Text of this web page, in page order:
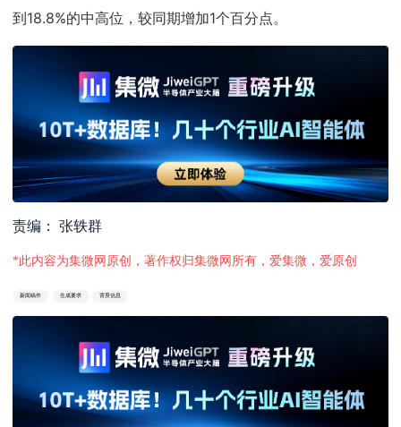
到18.8%的中高位，较同期增加1个百分点。
责编： 张轶群
*此内容为集微网原创，著作权归集微网所有，爱集微，爱原创
新闻稿件 生成要求 背景信息